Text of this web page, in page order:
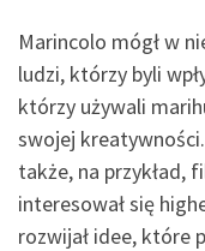
Marincolo mógł w
ludzi, którzy byli
którzy używali
swojej
także, na przykład,
interesował się
rozwijał idee, które